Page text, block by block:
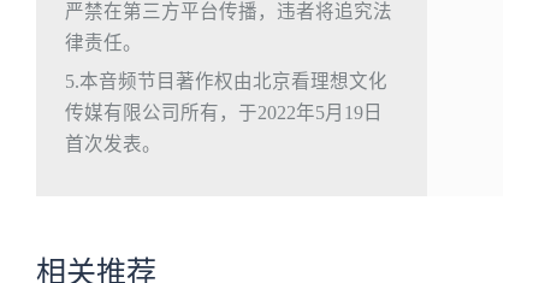
严禁在第三方平台传播，违者将追究法
律责任。
5.本音频节目著作权由北京看理想文化
传媒有限公司所有，于2022年5月19日
首次发表。
相关推荐